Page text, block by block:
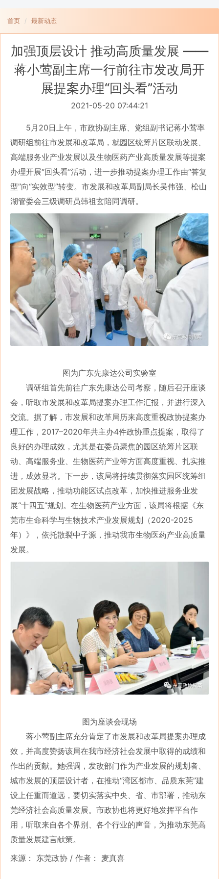
首页 最新动态
加强顶层设计 推动高质量发展 ——
蒋小莺副主席一行前往市发改局开
展提案办理“回头看”活动
2021-05-20 07:44:21
5月20日上午，市政协副主席、党组副书记蒋小莺率
调研组前往市发展和改革局，就园区统筹片区联动发展、
高端服务业产业发展以及生物医药产业高质量发展等提案
办理开展“回头看”活动，进一步推动提案办理工作由“答复
型”向“实效型”转变。市发展和改革局副局长吴伟强、松山
湖管委会三级调研员韩祖玄陪同调研。
图为广东先康达公司实验室
调研组首先前往广东先康达公司考察，随后召开座谈
会，听取市发展和改革局提案办理工作汇报，并进行深入
交流。据了解，市发展和改革局历来高度重视政协提案办
理工作，2017–2020年共主办4件政协重点提案，取得了
良好的办理成效，尤其是在委员聚焦的园区统筹片区联
动、高端服务业、生物医药产业等方面高度重视、扎实推
进，成效显著。下一步，该局将持续贯彻落实园区统筹组
团发展战略，推动功能区试点改革，加快推进服务业发
展“十四五”规划。在生物医药产业方面，该局将根据《东
莞市生命科学与生物技术产业发展规划（2020-2025
年）》，依托散裂中子源，推动我市生物医药产业高质量
发展。
图为座谈会现场
蒋小莺副主席充分肯定了市发展和改革局提案办理成
效，并高度赞扬该局在我市经济社会发展中取得的成绩和
作出的贡献。她强调，发改部门作为产业发展的规划者、
城市发展的顶层设计者，在推动“湾区都市、品质东莞”建
设上任重而道远，要切实落实中央、省、市部署，推动东
莞经济社会高质量发展。市政协也将更好地发挥平台作
用，听取来自各个界别、各个行业的声音，为推动东莞高
质量发展建言献策。
来源： 东莞政协 / 作者： 麦真喜